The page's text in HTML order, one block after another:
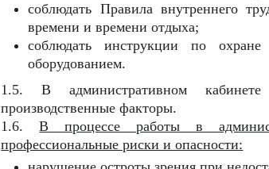
соблюдать Правила внутреннего
времени и времени отдыха;
соблюдать инструкции по
оборудованием.
1.5. В административном
производственные факторы.
1.6.В процессе работы в
профессиональные риски и опасности: